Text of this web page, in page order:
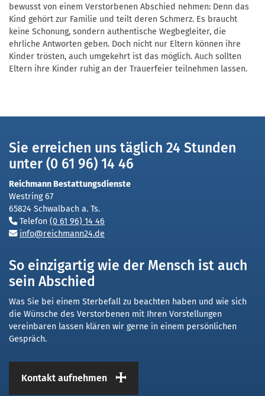
bewusst von einem Verstorbenen Abschied nehmen: Denn das
Kind gehört zur Familie und teilt deren Schmerz. Es braucht
keine Schonung, sondern authentische Wegbegleiter, die
ehrliche Antworten geben. Doch nicht nur Eltern können ihre
Kinder trösten, auch umgekehrt ist das möglich. Auch sollten
Eltern ihre Kinder ruhig an der Trauerfeier teilnehmen lassen.
Sie erreichen uns täglich 24 Stunden
unter (0 61 96) 14 46
Reichmann Bestattungsdienste
Westring 67
65824 Schwalbach a. Ts.
Telefon (0 61 96) 14 46
info@reichmann24.de
So einzigartig wie der Mensch ist auch
sein Abschied
Was Sie bei einem Sterbefall zu beachten haben und wie sich
die Wünsche des Verstorbenen mit Ihren Vorstellungen
vereinbaren lassen klären wir gerne in einem persönlichen
Gespräch.
Kontakt aufnehmen